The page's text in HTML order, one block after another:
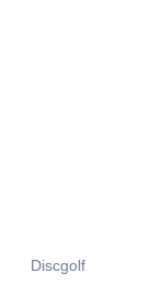
Discgolf